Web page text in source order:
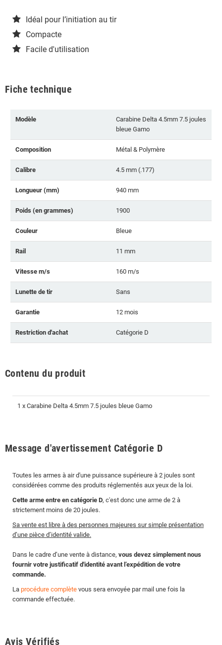
Idéal pour l’initiation au tir
Compacte
Facile d'utilisation
Fiche technique
Modèle
Carabine Delta 4.5mm 7.5 joules
bleue Gamo
Composition Métal & Polymère
Calibre 4.5 mm (.177)
Longueur (mm) 940 mm
Poids (en grammes) 1900
Couleur Bleue
Rail 11 mm
Vitesse m/s 160 m/s
Lunette de tir Sans
Garantie 12 mois
Restriction d'achat Catégorie D
Contenu du produit
1 x Carabine Delta 4.5mm 7.5 joules bleue Gamo
Message d'avertissement Catégorie D
Toutes les armes à air d'une puissance supérieure à 2 joules sont
considérées comme des produits réglementés aux yeux de la loi.
Cette arme entre en catégorie D, c'est donc une arme de 2 à
strictement moins de 20 joules.
Sa vente est libre à des personnes majeures sur simple présentation
d’une pièce d’identité valide.
Dans le cadre d’une vente à distance, vous devez simplement nous
fournir votre justificatif d'identité avant l’expédition de votre
commande.
La procédure complète vous sera envoyée par mail une fois la
commande effectuée.
Avis Vérifiés